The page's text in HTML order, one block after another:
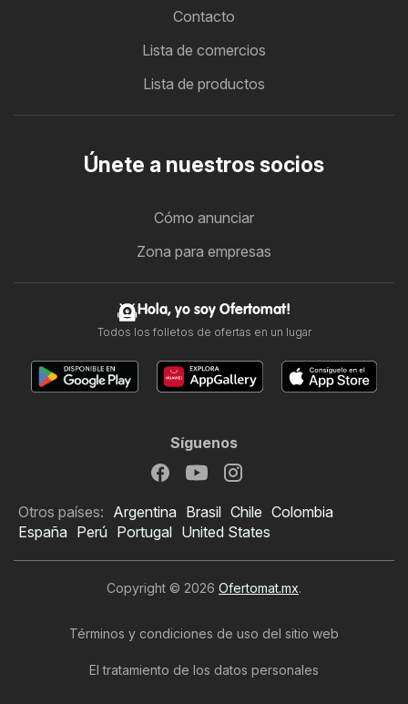
Contacto
Lista de comercios
Lista de productos
Únete a nuestros socios
Cómo anunciar
Zona para empresas
Hola, yo soy Ofertomat!
Todos los folletos de ofertas en un lugar
Síguenos
Otros países: Argentina Brasil Chile Colombia
España Perú Portugal United States
Copyright © 2026 Ofertomat.mx.
Términos y condiciones de uso del sitio web
El tratamiento de los datos personales